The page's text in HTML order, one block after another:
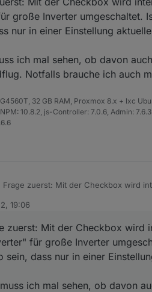
sich ohne Probleme einbinden lies.
die Eingänge drei und vier
dient die checkbox „inverter“ in
große Inverter umgeschaltet.
nur in einer Einstellung
ich mal sehen, ob davon
Notfalls brauche ich auch
32 GB RAM, Proxmox 8.x + lxc
10.8.2, js-Controller: 7.0.6, Admin: 7.6.3
Frage zuerst: Mit der Checkbox wird
Einstellung aktuelle Daten
Notfalls brauche ich auch mal deine
19:06
zuerst: Mit der Checkbox
für große Inverter
sein, dass nur in einer
ich mal sehen, ob davon